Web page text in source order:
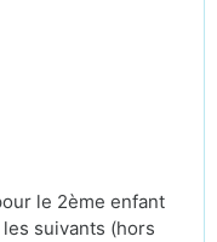
le 2ème enfant
suivants (hors